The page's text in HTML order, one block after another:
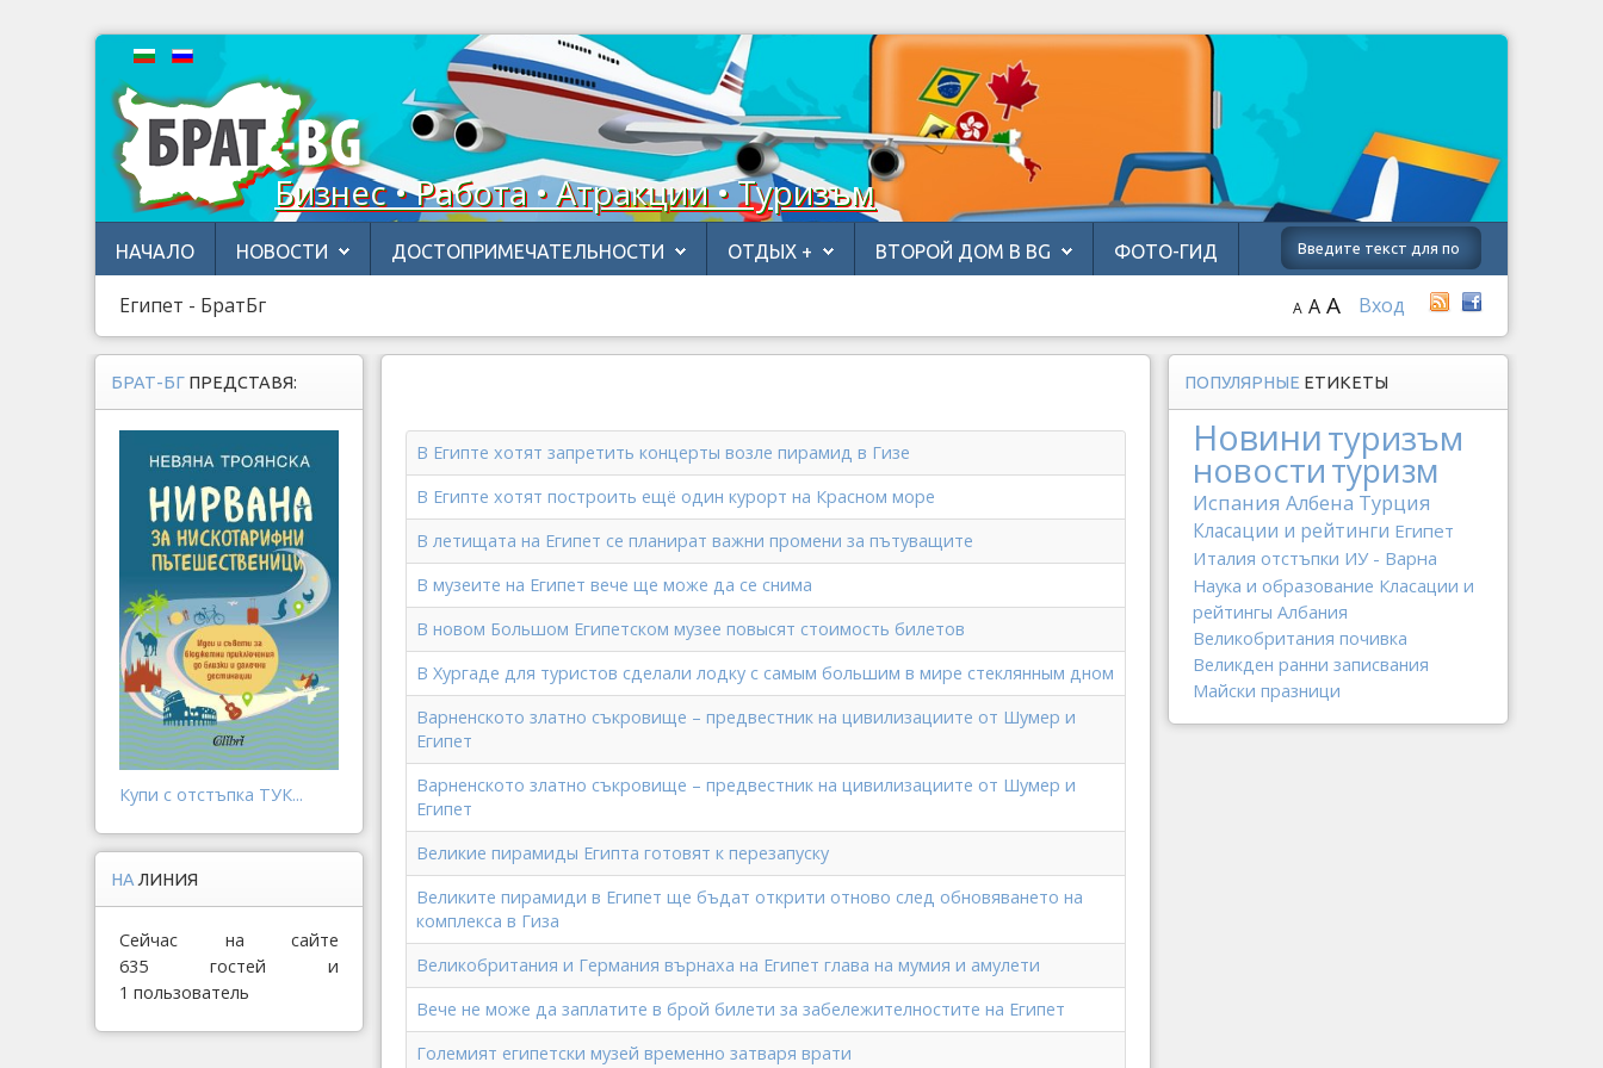
Бизнес • Работа • Атракции • Туризъм
НАЧАЛО НОВОСТИ ДОСТОПРИМЕЧАТЕЛЬНОСТИ ОТДЫХ + ВТОРОЙ ДОМ В BG ФОТО-ГИД
Египет - БратБг Вход
A A A
В Египте хотят запретить концерты возле пирамид в Гизе
В Египте хотят построить ещё один курорт на Красном море
В летищата на Египет се планират важни промени за пътуващите
В музеите на Египет вече ще може да се снима
В новом Большом Египетском музее повысят стоимость билетов
В Хургаде для туристов сделали лодку с самым большим в мире стеклянным дном
Варненското златно съкровище – предвестник на цивилизациите от Шумер и
Египет
Варненското златно съкровище – предвестник на цивилизациите от Шумер и
Египет
Великие пирамиды Египта готовят к перезапуску
Великите пирамиди в Египет ще бъдат открити отново след обновяването на
комплекса в Гиза
Великобритания и Германия върнаха на Египет глава на мумия и амулети
Вече не може да заплатите в брой билети за забележителностите на Египет
Големият египетски музей временно затваря врати
БРАТ-БГ ПРЕДСТАВЯ:
Купи с отстъпка ТУК...
НА ЛИНИЯ
Сейчас на сайте
635 гостей и
1 пользователь
ПОПУЛЯРНЫЕ ЕТИКЕТЫ
Новинитуризъм
новоституризм
Испания Албена Турция
Класации и рейтинги Египет
Италия отстъпки ИУ - Варна
Наука и образование Класации и
рейтингы Албания
Великобритания почивка
Великден ранни записвания
Майски празници